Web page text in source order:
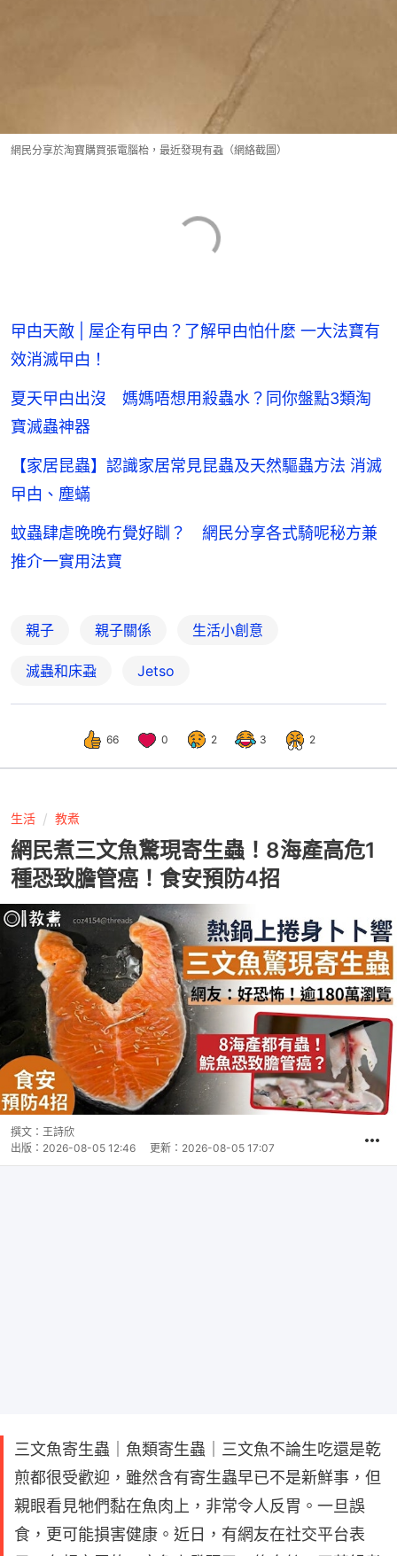
網民分享於淘寶購買張電腦枱，最近發現有蝨（網絡截圖）
曱甴天敵 | 屋企有曱甴？了解曱甴怕什麼 一大法寶有
效消滅曱甴！
夏天曱甴出沒 媽媽唔想用殺蟲水？同你盤點3類淘
寶滅蟲神器
【家居昆蟲】認識家居常見昆蟲及天然驅蟲方法 消滅
曱甴、塵蟎
蚊蟲肆虐晚晚冇覺好瞓？ 網民分享各式騎呢秘方兼
推介一實用法寶
親子 親子關係 生活小創意
滅蟲和床蝨 Jetso
66 0 2 3 2
生活 教煮
網民煮三文魚驚現寄生蟲！8海產高危1
種恐致膽管癌！食安預防4招
撰文： 王詩欣
出版： 2026-08-05 12:46 更新： 2026-08-05 17:07
三文魚寄生蟲｜魚類寄生蟲｜三文魚不論生吃還是乾
煎都很受歡迎，雖然含有寄生蟲早已不是新鮮事，但
親眼看見牠們黏在魚肉上，非常令人反胃。一旦誤
食，更可能損害健康。近日，有網友在社交平台表